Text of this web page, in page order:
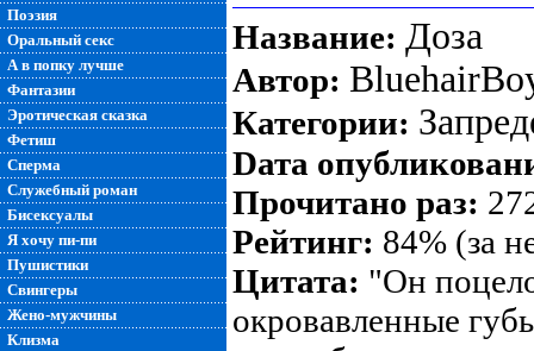
Поэзия
Оральный секс
А в попку лучше
Фантазии
Эротическая сказка
Фетиш
Сперма
Служебный роман
Бисексуалы
Я хочу пи-пи
Пушистики
Свингеры
Жено-мужчины
Клизма
Название: Доза
Автор:
Категории:
Dата
Прочитано раз:
Рейтинг: 84% (за
Цитата: "Он
окровавленные